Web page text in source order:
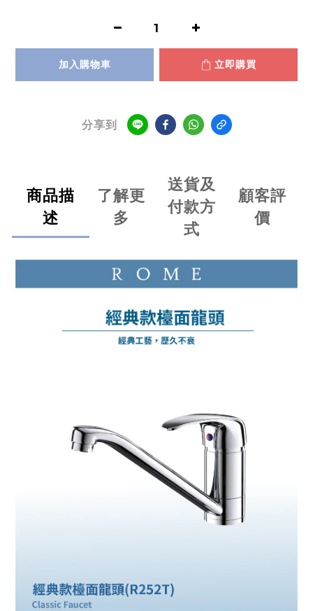
加入購物車 立即購買
分享到
商品描
述
了解更
多
送貨及
付款方
式
顧客評
價